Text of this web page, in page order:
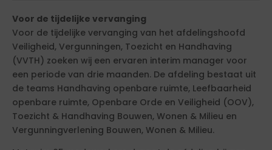
Voor de tijdelijke vervanging
Voor de tijdelijke vervanging van het afdelingshoofd
Veiligheid, Vergunningen, Toezicht en Handhaving
(VVTH) zoeken wij een ervaren interim manager voor
een periode van drie maanden. De afdeling bestaat uit
de teams Handhaving openbare ruimte, Leefbaarheid
openbare ruimte, Openbare Orde en Veiligheid (OOV),
Toezicht & Handhaving Bouwen, Wonen & Milieu en
Vergunningverlening Bouwen, Wonen & Milieu.